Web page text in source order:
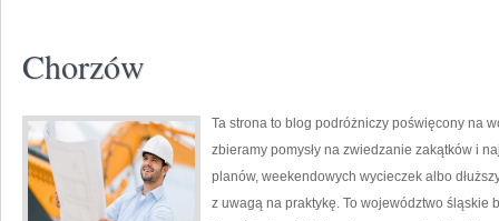
Chorzów
Ta strona to blog podróżniczy poświęcony na
zbieramy pomysły na zwiedzanie zakątków i
planów, weekendowych wycieczek albo
z uwagą na praktykę. To województwo